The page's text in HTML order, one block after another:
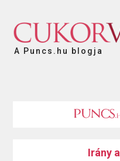
A Puncs.hu blogja
Irány a